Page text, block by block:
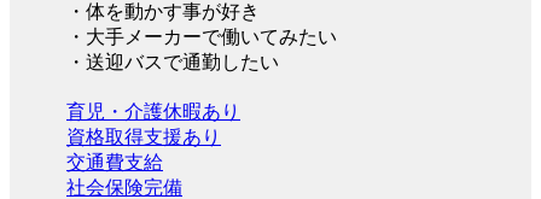
・体を動かす事が好き
・大手メーカーで働いてみたい
・送迎バスで通勤したい
育児・介護休暇あり
資格取得支援あり
交通費支給
社会保険完備